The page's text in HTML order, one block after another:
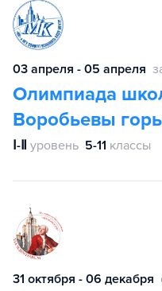
03 апреля - 05 апреля
Олимпиада
Воробьевы
Ⅰ-Ⅱ уровень 5-11 классы
31 октября - 06 декабря